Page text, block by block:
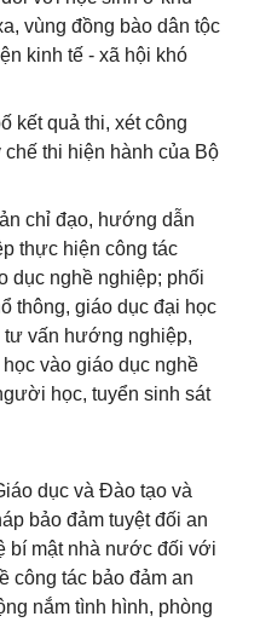
vùng đồng bào dân tộc
kinh tế - xã hội khó
kết quả thi, xét công
thi hiện hành của Bộ
chỉ đạo, hướng dẫn
thực hiện công tác
dục nghề nghiệp; phối
thông, giáo dục đại học
tư vấn hướng nghiệp,
vào giáo dục nghề
học, tuyển sinh sát
dục và Đào tạo và
bảo đảm tuyệt đối an
bí mật nhà nước đối với
công tác bảo đảm an
nắm tình hình, phòng